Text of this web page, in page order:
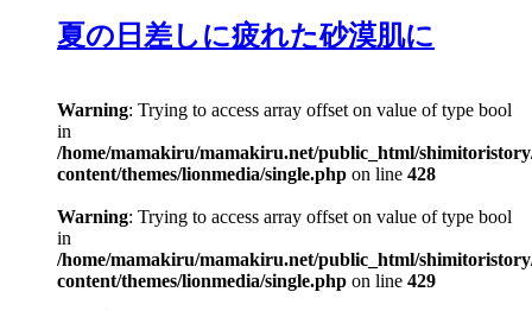
夏の日差しに疲れた砂漠肌に
Warning: Trying to access array offset on value of type bool
in
/home/mamakiru/mamakiru.net/public_html/
content/themes/lionmedia/single.php on line 428
Warning: Trying to access array offset on value of type bool
in
/home/mamakiru/mamakiru.net/public_html/
content/themes/lionmedia/single.php on line 429